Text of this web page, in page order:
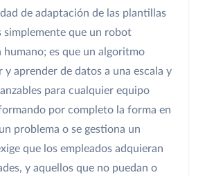
de adaptación de las plantillas
simplemente que un robot
humano; es que un algoritmo
y aprender de datos a una escala y
para cualquier equipo
por completo la forma en
problema o se gestiona un
que los empleados adquieran
y aquellos que no puedan o